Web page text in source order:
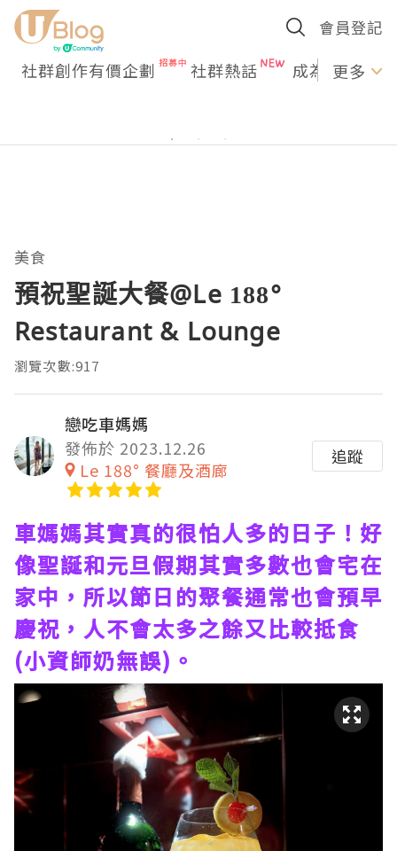
會員登記
社群創作有價企劃 社群熱話 成為U更多
美食
預祝聖誕大餐@Le 188°
Restaurant & Lounge
瀏覽次數:917
戀吃車媽媽
發佈於 2023.12.26
Le 188° 餐廳及酒廊
追蹤
車媽媽其實真的很怕人多的日子！好
像聖誕和元旦假期其實多數也會宅在
家中，所以節日的聚餐通常也會預早
慶祝，人不會太多之餘又比較抵食
(小資師奶無誤)。